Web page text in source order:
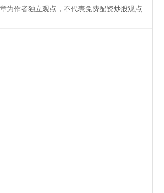
为作者独立观点，不代表免费配资炒股观点